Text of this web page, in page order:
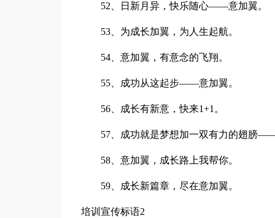
52、日新月异，快乐随心——意加翼。
53、为成长加翼，为人生起航。
54、意加翼，有意念的飞翔。
55、成功从这起步——意加翼。
56、成长有新意，快来1+1。
57、成功就是梦想加一双有力的翅膀——
58、意加翼，成长路上我帮你。
59、成长新篇章，尽在意加翼。
培训宣传标语2